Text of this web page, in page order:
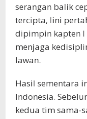
serangan balik
tercipta, lini
dipimpin kapten I
menjaga
lawan.
Hasil sementara
Indonesia.
kedua tim sama-